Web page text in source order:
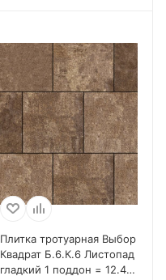
Плитка тротуарная Выбор
Квадрат Б.6.К.6 Листопад
гладкий 1 поддон = 12.48